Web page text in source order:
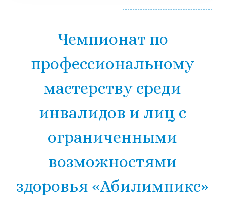
Чемпионат по
профессиональному
мастерству среди
инвалидов и лиц с
ограниченными
возможностями
здоровья «Абилимпикс»